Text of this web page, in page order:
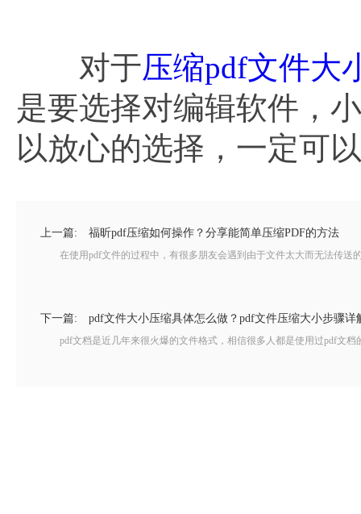
对于压缩pdf文件大
是要选择对编辑软件，
以放心的选择，一定可
上一篇: 福昕pdf压缩如何操作？分享能简单压缩PDF的方法
在使用pdf文件的过程中，有很多朋友会遇到由于文件太大而无法传送
下一篇: pdf文件大小压缩具体怎么做？pdf文件压缩大小步骤详
pdf文档是近几年来很火爆的文件格式，相信很多人都是使用过pdf文档